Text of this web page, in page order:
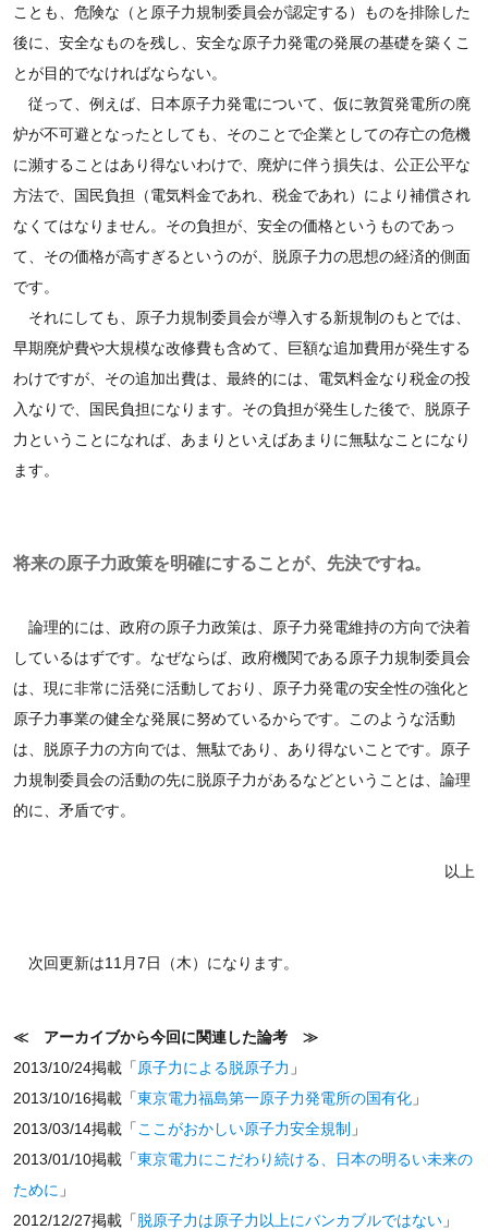
ことも、危険な（と原子力規制委員会が認定する）ものを排除した
後に、安全なものを残し、安全な原子力発電の発展の基礎を築くこ
とが目的でなければならない。
従って、例えば、日本原子力発電について、仮に敦賀発電所の廃
炉が不可避となったとしても、そのことで企業としての存亡の危機
に瀕することはあり得ないわけで、廃炉に伴う損失は、公正公平な
方法で、国民負担（電気料金であれ、税金であれ）により補償され
なくてはなりません。その負担が、安全の価格というものであっ
て、その価格が高すぎるというのが、脱原子力の思想の経済的側面
です。
それにしても、原子力規制委員会が導入する新規制のもとでは、
早期廃炉費や大規模な改修費も含めて、巨額な追加費用が発生する
わけですが、その追加出費は、最終的には、電気料金なり税金の投
入なりで、国民負担になります。その負担が発生した後で、脱原子
力ということになれば、あまりといえばあまりに無駄なことになり
ます。
将来の原子力政策を明確にすることが、先決ですね。
論理的には、政府の原子力政策は、原子力発電維持の方向で決着
しているはずです。なぜならば、政府機関である原子力規制委員会
は、現に非常に活発に活動しており、原子力発電の安全性の強化と
原子力事業の健全な発展に努めているからです。このような活動
は、脱原子力の方向では、無駄であり、あり得ないことです。原子
力規制委員会の活動の先に脱原子力があるなどということは、論理
的に、矛盾です。
以上
次回更新は11月7日（木）になります。
≪ アーカイブから今回に関連した論考 ≫
2013/10/24掲載「原子力による脱原子力 」
2013/10/16掲載「東京電力福島第一原子力発電所の国有化」
2013/03/14掲載「ここがおかしい原子力安全規制 」
2013/01/10掲載「東京電力にこだわり続ける、日本の明るい未来の
ために 」
2012/12/27掲載「脱原子力は原子力以上にバンカブルではない」